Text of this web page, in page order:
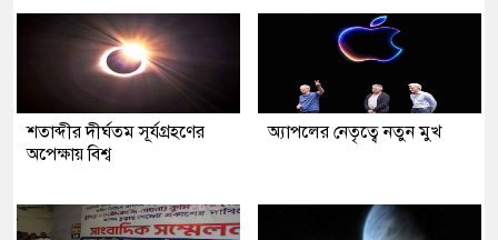
শতাব্দীর দীর্ঘতম সূর্যগ্রহণের
অপেক্ষায় বিশ্ব
অ্যাপলের নেতৃত্বে নতুন মুখ